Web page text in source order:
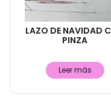
LAZO DE NAVIDAD
PINZA
Leer más